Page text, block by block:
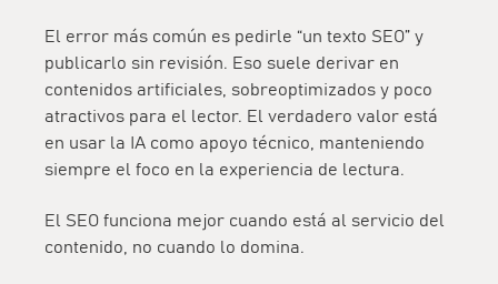
El error más común es pedirle “un texto SEO” y
publicarlo sin revisión. Eso suele derivar en
contenidos artificiales, sobreoptimizados y poco
atractivos para el lector. El verdadero valor está
en usar la IA como apoyo técnico, manteniendo
siempre el foco en la experiencia de lectura.
El SEO funciona mejor cuando está al servicio del
contenido, no cuando lo domina.